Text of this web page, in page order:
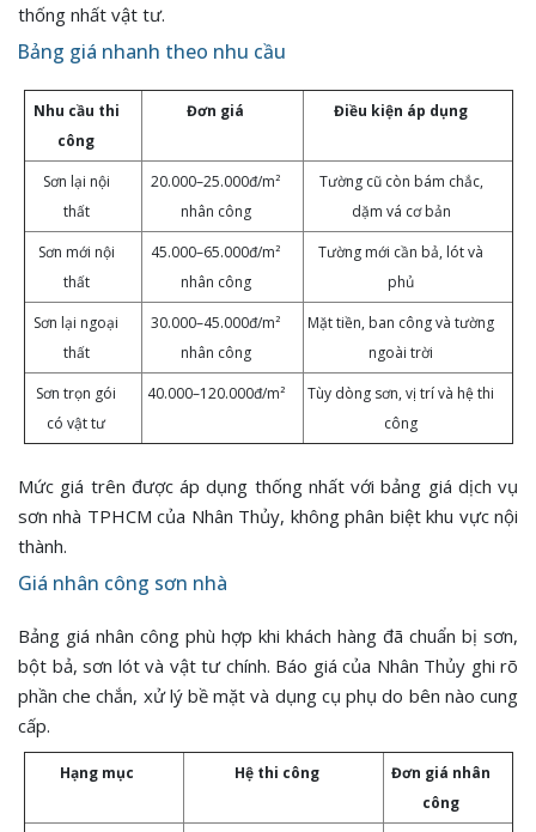
thống nhất vật tư.
Bảng giá nhanh theo nhu cầu
Nhu cầu thi
công
Đơn giá Điều kiện áp dụng
Sơn lại nội
thất
20.000–25.000đ/m²
nhân công
Tường cũ còn bám chắc,
dặm vá cơ bản
Sơn mới nội
thất
45.000–65.000đ/m²
nhân công
Tường mới cần bả, lót và
phủ
Sơn lại ngoại
thất
30.000–45.000đ/m²
nhân công
Mặt tiền, ban công và tường
ngoài trời
Sơn trọn gói
có vật tư
40.000–120.000đ/m²
Tùy dòng sơn, vị trí và hệ thi
công
Mức giá trên được áp dụng thống nhất với bảng giá dịch vụ
sơn nhà TPHCM của Nhân Thủy, không phân biệt khu vực nội
thành.
Giá nhân công sơn nhà
Bảng giá nhân công phù hợp khi khách hàng đã chuẩn bị sơn,
bột bả, sơn lót và vật tư chính. Báo giá của Nhân Thủy ghi rõ
phần che chắn, xử lý bề mặt và dụng cụ phụ do bên nào cung
cấp.
Hạng mục Hệ thi công
Đơn giá nhân
công